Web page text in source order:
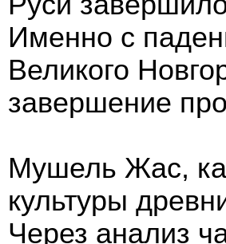
Именно с
Великого
завершение
Мушель Жас,
культуры
Через анализ